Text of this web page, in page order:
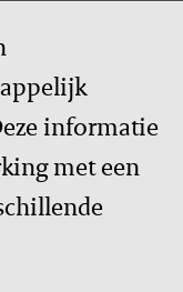
informatie
met een